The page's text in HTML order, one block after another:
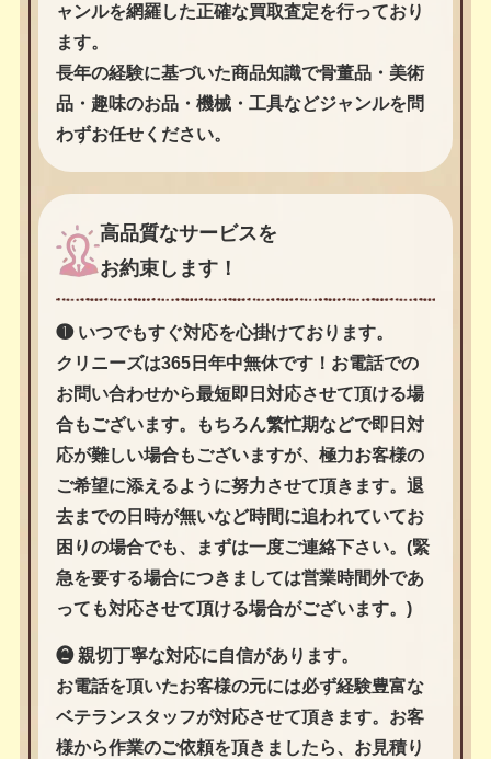
ャンルを網羅した正確な買取査定を行っており
ます。
長年の経験に基づいた商品知識で骨董品・美術
品・趣味のお品・機械・工具などジャンルを問
わずお任せください。
高品質なサービスを
お約束します！
❶ いつでもすぐ対応を心掛けております。
クリニーズは365日年中無休です！お電話での
お問い合わせから最短即日対応させて頂ける場
合もございます。もちろん繁忙期などで即日対
応が難しい場合もございますが、極力お客様の
ご希望に添えるように努力させて頂きます。退
去までの日時が無いなど時間に追われていてお
困りの場合でも、まずは一度ご連絡下さい。(緊
急を要する場合につきましては営業時間外であ
っても対応させて頂ける場合がございます。)
❷ 親切丁寧な対応に自信があります。
お電話を頂いたお客様の元には必ず経験豊富な
ベテランスタッフが対応させて頂きます。お客
様から作業のご依頼を頂きましたら、お見積り